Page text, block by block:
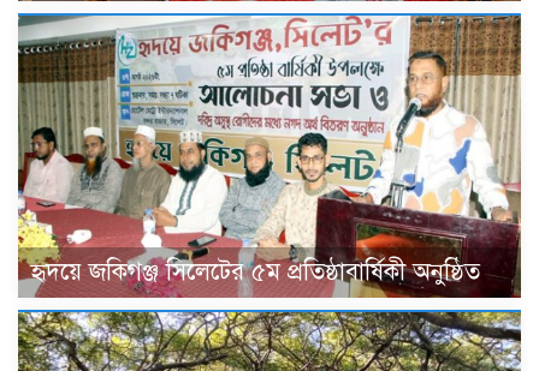
হৃদয়ে জকিগঞ্জ সিলেটের ৫ম প্রতিষ্ঠাবার্ষিকী অনুষ্ঠিত